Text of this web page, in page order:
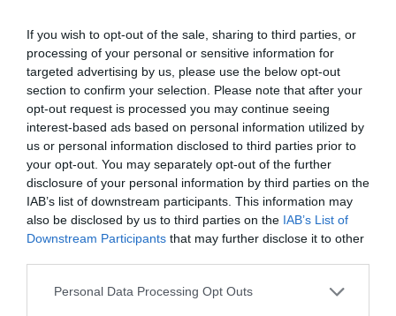
If you wish to opt-out of the sale, sharing to third parties, or
processing of your personal or sensitive information for
targeted advertising by us, please use the below opt-out
section to confirm your selection. Please note that after your
opt-out request is processed you may continue seeing
interest-based ads based on personal information utilized by
us or personal information disclosed to third parties prior to
your opt-out. You may separately opt-out of the further
disclosure of your personal information by third parties on the
IAB’s list of downstream participants. This information may
also be disclosed by us to third parties on the IAB’s List of
Downstream Participants that may further disclose it to other
Personal Data Processing Opt Outs